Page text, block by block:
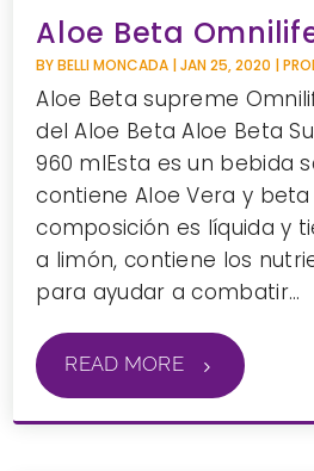
Aloe Beta
BYBELLI MONCADA |JAN 25, 2020 |
Aloe Beta supreme
del Aloe Beta Aloe Beta
960 mlEsta es un bebida
contiene Aloe Vera y
composición es líquida y
a limón, contiene los
para ayudar a combatir...
READ MORE